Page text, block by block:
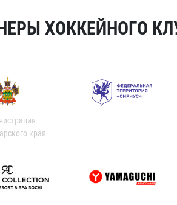
ХОККЕЙНОГО
края